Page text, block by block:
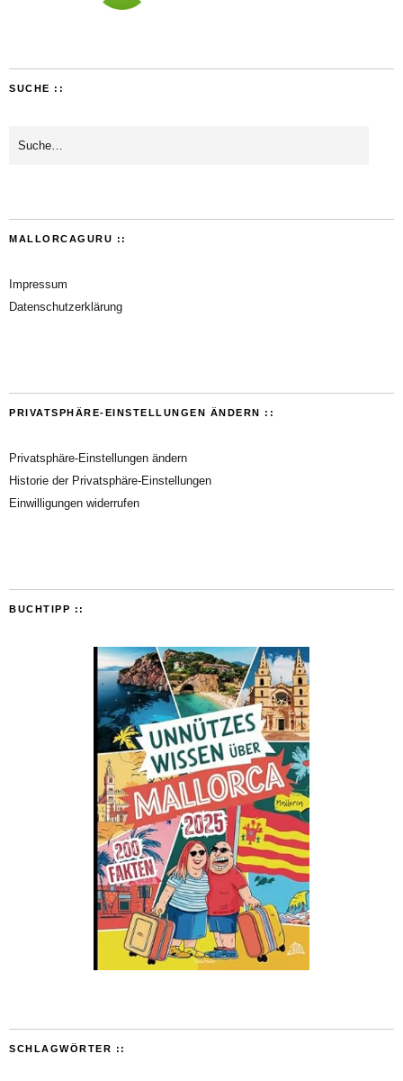
SUCHE ::
MALLORCAGURU ::
Impressum
Datenschutzerklärung
PRIVATSPHÄRE-EINSTELLUNGEN ÄNDERN ::
Privatsphäre-Einstellungen ändern
Historie der Privatsphäre-Einstellungen
Einwilligungen widerrufen
BUCHTIPP ::
SCHLAGWÖRTER ::